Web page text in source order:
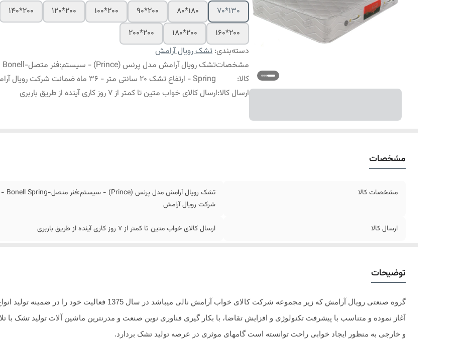
130*70
180*80
200*90
200*100
200*120
200*140
200*160
200*180
200*200
دسته‌بندی: تشک رویال آرامش
مشخصات
کالا:
تشک رویال آرامش مدل پرنس (Prince) - سیستم:فنر متصل-Bonell
Spring - ارتفاع تشک 20 سانتی متر - 36 ماه ضمانت شرکت رویال آرامش
ارسال کالا:ارسال کالای خواب متین تا کمتر از 7 روز کاری آینده از طریق باربری
مشخصات
مشخصات کالا
شرکت رویال آرامش
ارسال کالا ارسال کالای خواب متین تا کمتر از 7 روز کاری آینده از طریق باربری
توضیحات
گروه صنعتی رویال آرامش که زیر مجموعه شرکت کالای خواب آرامش نالی
آغاز نموده و متناسب با پیشرفت تکنولوژی و افزایش تقاضا، با بکار گیری فناوری نوین صنعت و مدرنترین ماشین آلات تولید تشک
و خارجی به منظور ایجاد خوابی راحت توانسته است گامهای موثری در عرصه تولید تشک بردارد.